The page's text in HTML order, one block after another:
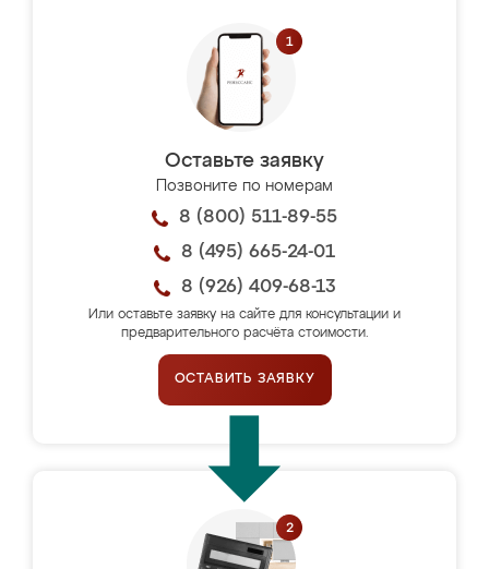
Оставьте заявку
Позвоните по номерам
8 (800) 511-89-55
8 (495) 665-24-01
8 (926) 409-68-13
Или оставьте заявку на сайте для консультации и
предварительного расчёта стоимости.
ОСТАВИТЬ ЗАЯВКУ